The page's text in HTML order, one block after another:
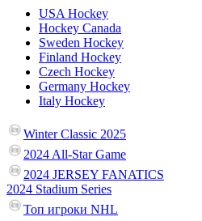
USA Hockey
Hockey Canada
Sweden Hockey
Finland Hockey
Czech Hockey
Germany Hockey
Italy Hockey
Winter Classic 2025
2024 All-Star Game
2024 JERSEY FANATICS
2024 Stadium Series
Топ игроки NHL